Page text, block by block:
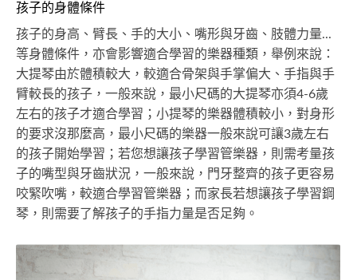
孩子的身體條件
孩子的身高、臂長、手的大小、嘴形與牙齒、肢體力量...
等身體條件，亦會影響適合學習的樂器種類，舉例來說：
大提琴由於體積較大，較適合骨架與手掌偏大、手指與手
臂較長的孩子，一般來說，最小尺碼的大提琴亦須4-6歲
左右的孩子才適合學習；小提琴的樂器體積較小，對身形
的要求沒那麼高，最小尺碼的樂器一般來說可讓3歲左右
的孩子開始學習；若您想讓孩子學習管樂器，則需考量孩
子的嘴型與牙齒狀況，一般來說，門牙整齊的孩子更容易
咬緊吹嘴，較適合學習管樂器；而家長若想讓孩子學習鋼
琴，則需要了解孩子的手指力量是否足夠。